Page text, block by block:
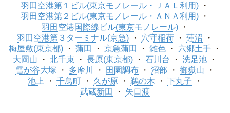
羽田空港第１ビル(東京モノレール・ＪＡＬ利用)
羽田空港第２ビル(東京モノレール・ＡＮＡ利用)
羽田空港国際線ビル(東京モノレール)
羽田空港第３ターミナル(京急)
穴守稲荷
蓮沼
梅屋敷(東京都)
蒲田 京急蒲田 雑色
六郷土手
大岡山
北千束 長原(東京都) 石川台
洗足池
雪が谷大塚
多摩川 田園調布 沼部
御嶽山
池上
千鳥町 久が原 鵜の木
下丸子
武蔵新田
矢口渡